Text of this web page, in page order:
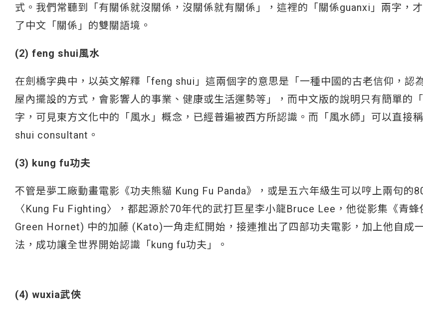
式。我們常聽到「有關係就沒關係，沒關係就有關係」，這裡的「關係guanxi」兩字，
了中文「關係」的雙關語境。
(2) feng shui風水
在劍橋字典中，以英文解釋「feng shui」這兩個字的意思是「一種中國的古老信仰，認
屋內擺設的方式，會影響人的事業、健康或生活運勢等」，而中文版的說明只有簡單的
字，可見東方文化中的「風水」概念，已經普遍被西方所認識。而「風水師」可以直接
shui consultant。
(3) kung fu功夫
不管是夢工廠動畫電影《功夫熊貓 Kung Fu Panda》，或是五六年級生可以哼上兩句的
〈Kung Fu Fighting〉，都起源於70年代的武打巨星李小龍Bruce Lee，他從影集《青蜂
Green Hornet) 中的加藤 (Kato)一角走紅開始，接連推出了四部功夫電影，加上他自成
法，成功讓全世界開始認識「kung fu功夫」。
(4) wuxia武俠